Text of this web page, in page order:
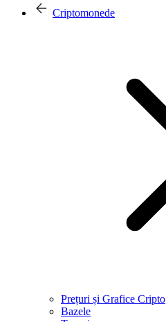
Criptomonede
Prețuri și Grafice Cripto
Bazele